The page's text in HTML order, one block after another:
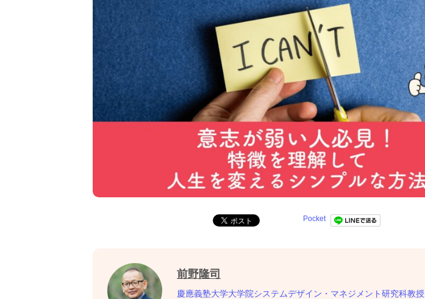
Pocket
前野隆司
慶應義塾大学大学院システムデザイン・マネジメント研究科教授